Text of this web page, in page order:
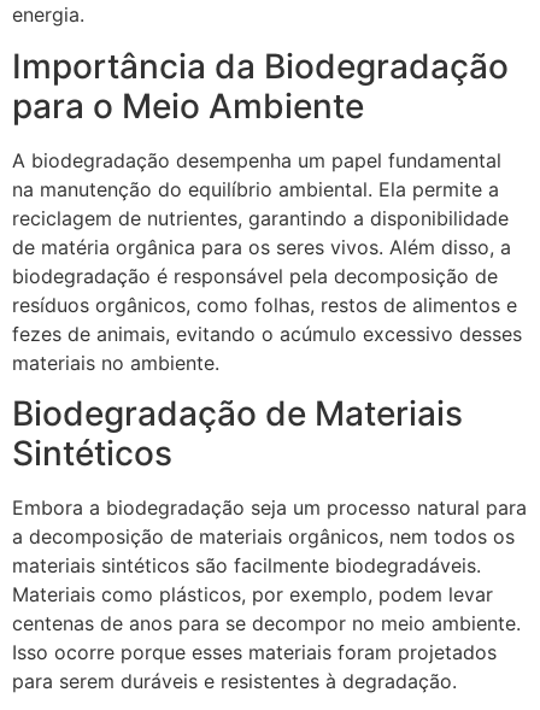
energia.
Importância da Biodegradação
para o Meio Ambiente
A biodegradação desempenha um papel fundamental
na manutenção do equilíbrio ambiental. Ela permite a
reciclagem de nutrientes, garantindo a disponibilidade
de matéria orgânica para os seres vivos. Além disso, a
biodegradação é responsável pela decomposição de
resíduos orgânicos, como folhas, restos de alimentos e
fezes de animais, evitando o acúmulo excessivo desses
materiais no ambiente.
Biodegradação de Materiais
Sintéticos
Embora a biodegradação seja um processo natural para
a decomposição de materiais orgânicos, nem todos os
materiais sintéticos são facilmente biodegradáveis.
Materiais como plásticos, por exemplo, podem levar
centenas de anos para se decompor no meio ambiente.
Isso ocorre porque esses materiais foram projetados
para serem duráveis e resistentes à degradação.